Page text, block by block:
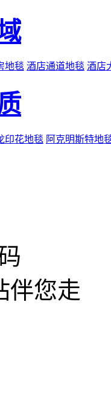
地毯 酒店通道地毯 酒店
印花地毯 阿克明斯特地
伴您走